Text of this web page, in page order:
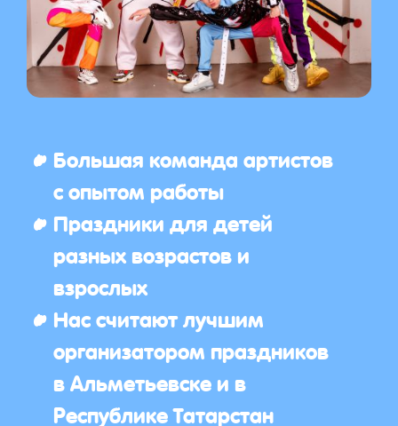
Большая команда артистов
с опытом работы
Праздники для детей
разных возрастов и
взрослых
Нас считают лучшим
организатором праздников
в Альметьевске и в
Республике Татарстан